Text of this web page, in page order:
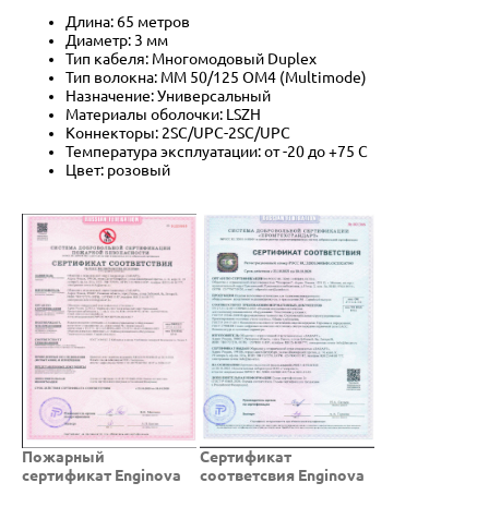
Длина: 65 метров
Диаметр: 3 мм
Тип кабеля: Многомодовый Duplex
Тип волокна: MM 50/125 OM4 (Multimode)
Назначение: Универсальный
Материалы оболочки: LSZH
Коннекторы: 2SC/UPC-2SC/UPC
Температура эксплуатации: от -20 до +75 C
Цвет: розовый
Пожарный
сертификат Enginova
Cертификат
соответсвия Enginova